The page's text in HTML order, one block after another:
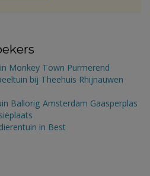
Monkey Town Purmerend
bij Theehuis Rhijnauwen
Ballorig Amsterdam Gaasperplas
in Best